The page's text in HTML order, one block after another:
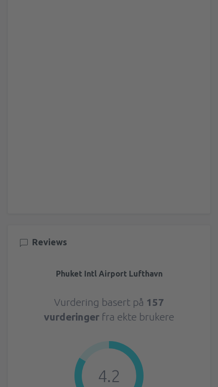
Reviews
Phuket Intl Airport Lufthavn
Vurdering basert på 157
vurderinger fra ekte brukere
4.2